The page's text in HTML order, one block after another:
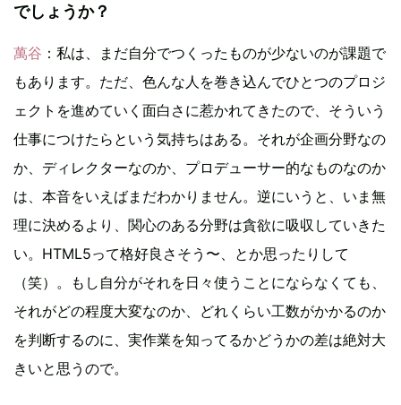
でしょうか？
萬谷 ：私は、まだ自分でつくったものが少ないのが課題で
もあります。ただ、色んな人を巻き込んでひとつのプロジ
ェクトを進めていく面白さに惹かれてきたので、そういう
仕事につけたらという気持ちはある。それが企画分野なの
か、ディレクターなのか、プロデューサー的なものなのか
は、本音をいえばまだわかりません。逆にいうと、いま無
理に決めるより、関心のある分野は貪欲に吸収していきた
い。HTML5って格好良さそう〜、とか思ったりして
（笑）。もし自分がそれを日々使うことにならなくても、
それがどの程度大変なのか、どれくらい工数がかかるのか
を判断するのに、実作業を知ってるかどうかの差は絶対大
きいと思うので。